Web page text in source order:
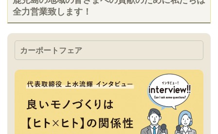
全力営業致します！
カーポートフェア